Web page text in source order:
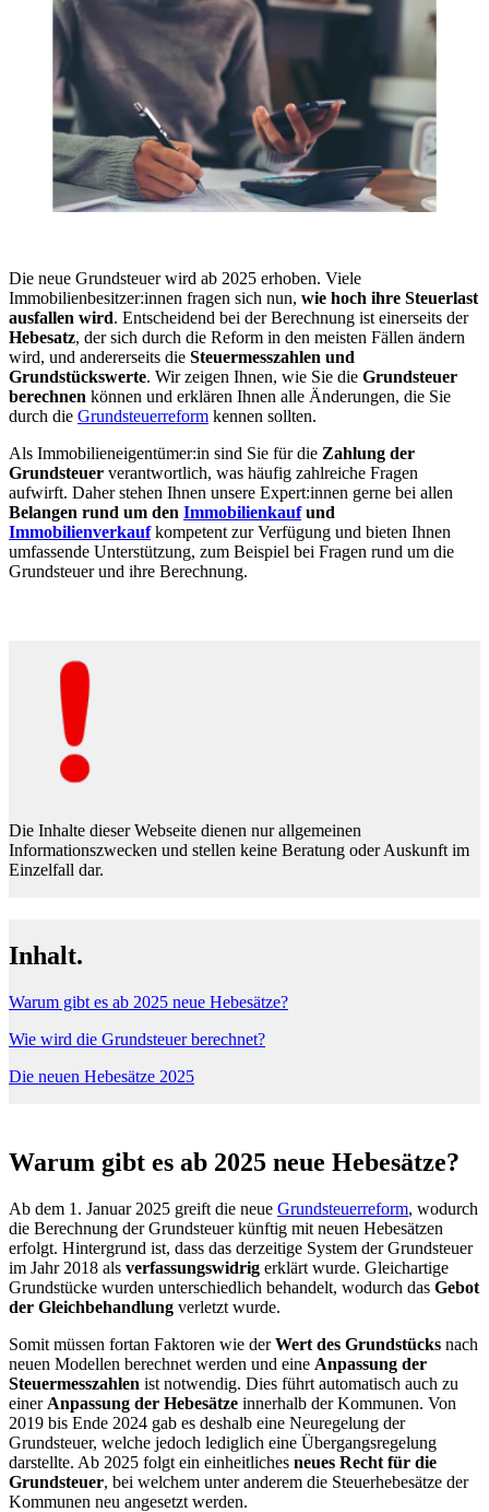
Die neue Grundsteuer wird ab 2025 erhoben. Viele
Immobilienbesitzer:innen fragen sich nun, wie hoch ihre Steuerlast
ausfallen wird. Entscheidend bei der Berechnung ist einerseits der
Hebesatz, der sich durch die Reform in den meisten Fällen ändern
wird, und andererseits die Steuermesszahlen und
Grundstückswerte. Wir zeigen Ihnen, wie Sie die Grundsteuer
berechnen können und erklären Ihnen alle Änderungen, die Sie
durch die Grundsteuerreform kennen sollten.
Als Immobilieneigentümer:in sind Sie für die Zahlung der
Grundsteuer verantwortlich, was häufig zahlreiche Fragen
aufwirft. Daher stehen Ihnen unsere Expert:innen gerne bei allen
Belangen rund um den Immobilienkaufund
Immobilienverkaufkompetent zur Verfügung und bieten Ihnen
umfassende Unterstützung, zum Beispiel bei Fragen rund um die
Grundsteuer und ihre Berechnung.
Die Inhalte dieser Webseite dienen nur allgemeinen
Informationszwecken und stellen keine Beratung oder Auskunft im
Einzelfall dar.
Inhalt.
Warum gibt es ab 2025 neue Hebesätze?
Wie wird die Grundsteuer berechnet?
Die neuen Hebesätze 2025
Warum gibt es ab 2025 neue Hebesätze?
Ab dem 1. Januar 2025 greift die neue Grundsteuerreform, wodurch
die Berechnung der Grundsteuer künftig mit neuen Hebesätzen
erfolgt. Hintergrund ist, dass das derzeitige System der Grundsteuer
im Jahr 2018 als verfassungswidrig erklärt wurde. Gleichartige
Grundstücke wurden unterschiedlich behandelt, wodurch das Gebot
der Gleichbehandlung verletzt wurde.
Somit müssen fortan Faktoren wie derWert des Grundstücks nach
neuen Modellen berechnet werden und eine Anpassung der
Steuermesszahlen ist notwendig. Dies führt automatisch auch zu
einer Anpassung der Hebesätze innerhalb der Kommunen. Von
2019 bis Ende 2024 gab es deshalb eine Neuregelung der
Grundsteuer, welche jedoch lediglich eine Übergangsregelung
darstellte. Ab 2025 folgt ein einheitliches neues Recht für die
Grundsteuer, bei welchem unter anderem die Steuerhebesätze der
Kommunen neu angesetzt werden.